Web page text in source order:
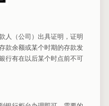
人（公司）出具证明，证明
款余额或某个时期的存款发
行有在以后某个时点前不可